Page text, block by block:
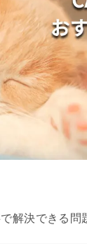
解決できる問